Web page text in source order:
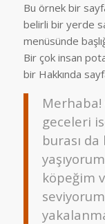
Bu örnek bir
belirli bir yerde
menüsünde
Bir çok insan
bir Hakkında
geceleri
burası
köpeğim